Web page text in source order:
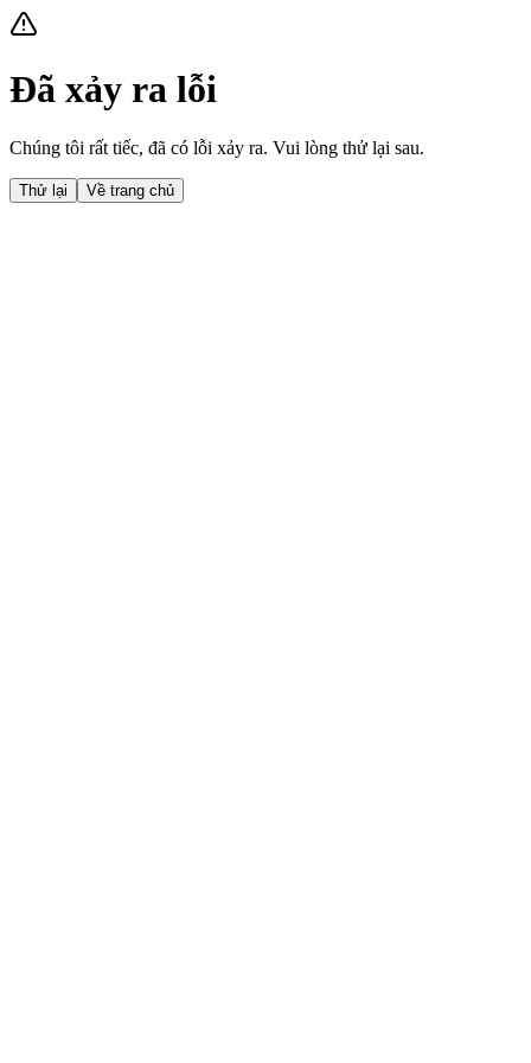
Đã xảy ra lỗi
Chúng tôi rất tiếc, đã có lỗi xảy ra. Vui lòng thử lại sau.
Thử lại Về trang chủ